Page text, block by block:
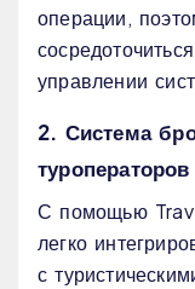
операции,
управлении
2. Система
туроператоров
С помощью
легко
с